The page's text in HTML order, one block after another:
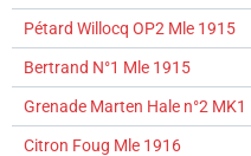
Pétard Willocq OP2 Mle 1915
Bertrand N°1 Mle 1915
Grenade Marten Hale n°2 MK1
Citron Foug Mle 1916